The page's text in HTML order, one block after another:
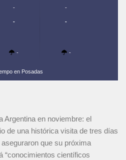
-
-
-
-
-
-
en Posadas
Argentina en noviembre: el
de una histórica visita de tres días
que su próxima
“conocimientos científicos